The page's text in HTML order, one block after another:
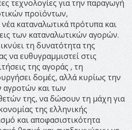
τεχνολογίες για την παραγωγή
προϊόντων,
καταναλωτικά πρότυπα και
των καταναλωτικών αγορών.
τη δυνατότητα της
να ευθυγραμμιστεί στις
της αγοράς , τη
δομές, αλλά κυρίως την
και των
της, να δώσουν τη μάχη για
της ελληνικής
και αποφασιστικότητα